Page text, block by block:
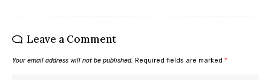
Leave a Comment
Your email address will not be published. Required fields are marked *